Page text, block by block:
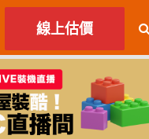
線上估價